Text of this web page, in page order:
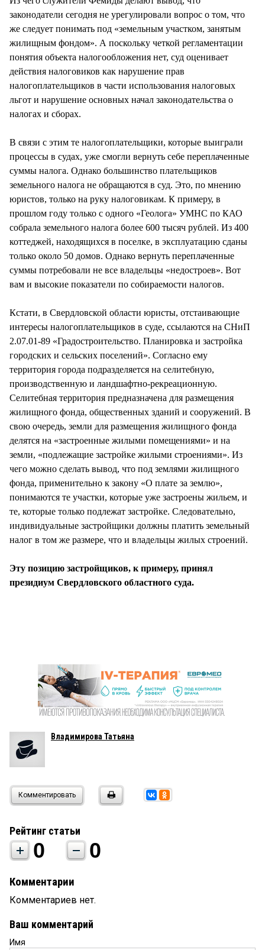
законодатели сегодня не урегулировали вопрос о том, что
же следует понимать под «земельным участком, занятым
жилищным фондом». А поскольку четкой регламентации
понятия объекта налогообложения нет, суд оценивает
действия налоговиков как нарушение прав
налогоплательщиков в части использования налоговых
льгот и нарушение основных начал законодательства о
налогах и сборах.
В связи с этим те налогоплательщики, которые выиграли
процессы в судах, уже смогли вернуть себе переплаченные
суммы налога. Однако большинство плательщиков
земельного налога не обращаются в суд. Это, по мнению
юристов, только на руку налоговикам. К примеру, в
прошлом году только с одного «Геолога» УМНС по КАО
собрала земельного налога более 600 тысяч рублей. Из 400
коттеджей, находящихся в поселке, в эксплуатацию сданы
только около 50 домов. Однако вернуть переплаченные
суммы потребовали не все владельцы «недостроев». Вот
вам и высокие показатели по собираемости налогов.
Кстати, в Свердловской области юристы, отстаивающие
интересы налогоплательщиков в суде, ссылаются на СНиП
2.07.01-89 «Градостроительство. Планировка и застройка
городских и сельских поселений». Согласно ему
территория города подразделяется на селитебную,
производственную и ландшафтно-рекреационную.
Селитебная территория предназначена для размещения
жилищного фонда, общественных зданий и сооружений. В
свою очередь, земли для размещения жилищного фонда
делятся на «застроенные жилыми помещениями» и на
земли, «подлежащие застройке жилыми строениями». Из
чего можно сделать вывод, что под землями жилищного
фонда, применительно к закону «О плате за землю»,
понимаются те участки, которые уже застроены жильем, и
те, которые только подлежат застройке. Следовательно,
индивидуальные застройщики должны платить земельный
налог в том же размере, что и владельцы жилых строений.
Эту позицию застройщиков, к примеру, принял
президиум Свердловского областного суда.
Владимирова Татьяна
Комментировать
Рейтинг статьи
0 0
Комментарии
Комментариев нет.
Ваш комментарий
Имя